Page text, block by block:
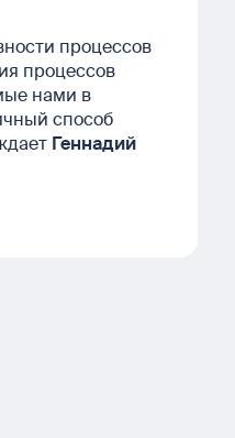
процессов
процессов
нами в
способ
Геннадий